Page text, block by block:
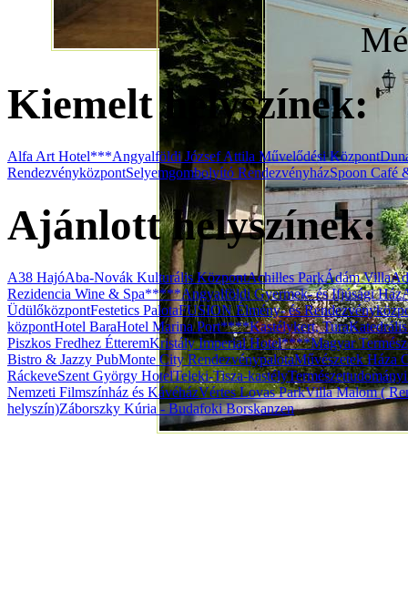
Kiemelt helyszínek:
Alfa Art Hotel***Angyalföldi József Attila Művelődési Központ
RendezvényközpontSelyemgombolyító RendezvényházSpoon Café
Ajánlott helyszínek:
A38 HajóAba-Novák Kulturális KözpontAchilles ParkÁdám Villa
Rezidencia Wine & Spa*****Angyalföldi Gyermek- és Ifjúsági Ház
ÜdülőközpontFestetics PalotaFUSION Élmény- és
központHotel BaraHotel Marina Port****Kastélykert, Tura
Piszkos Fredhez ÉtteremKristály Imperial Hotel****Magyar
Bistro & Jazzy PubMonte City RendezvénypalotaMűvészetek Háza
RáckeveSzent György HotelTeleki-Tisza-kastély
Nemzeti Filmszínház és KávéházVértes Lovas ParkVilla Malom (
helyszín)Záborszky Kúria - Budafoki Borskanzen